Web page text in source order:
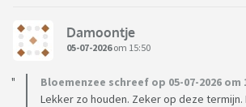
Damoontje
05-07-2026om 15:50
Bloemenzee schreef op 05-07-2026 om
Lekker zo houden. Zeker op deze